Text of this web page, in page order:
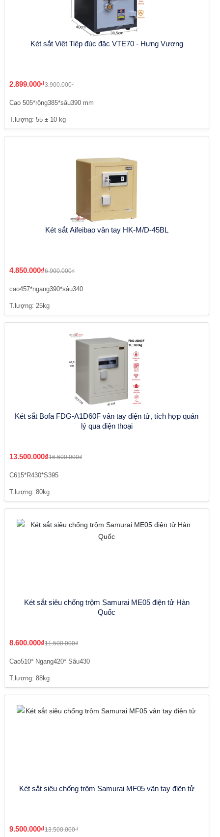
Két sắt Việt Tiệp đúc đặc VTE70 - Hưng Vượng
2.899.000₫3.900.000₫
Cao 505*rộng385*sâu390 mm
T.lượng: 55 ± 10 kg
Két sắt Aifeibao vân tay HK-M/D-45BL
4.850.000₫6.900.000₫
cao457*ngang390*sâu340
T.lượng: 25kg
Két sắt Bofa FDG-A1D60F vân tay điện tử, tích hợp quản
lý qua điện thoại
13.500.000₫16.600.000₫
C615*R430*S395
T.lượng: 80kg
Két sắt siêu chống trộm Samurai ME05 điện tử Hàn
Quốc
8.600.000₫11.500.000₫
Cao510* Ngang420* Sâu430
T.lượng: 88kg
Két sắt siêu chống trộm Samurai MF05 vân tay điện tử
9.500.000₫13.500.000₫